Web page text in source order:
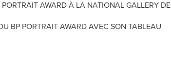
PORTRAIT AWARD À LA NATIONAL GALLERY DE
BP PORTRAIT AWARD AVEC SON TABLEAU